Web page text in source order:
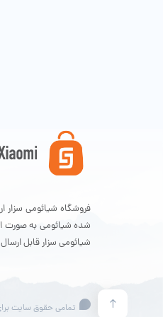
فروشگاه شیائومی سزار
شده شیائومی به صورت
شیائومی سزار قابل
تمامی حقوق سایت